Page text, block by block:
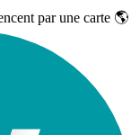
par une carte 🌎